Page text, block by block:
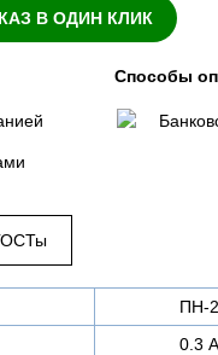
В ОДИН КЛИК
Способы
ПН-2
0.3 А